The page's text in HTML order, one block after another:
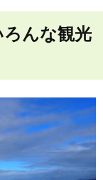
ろんな観光